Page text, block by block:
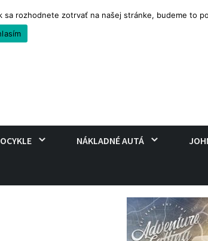
NÁKLADNÉ AUTÁ
rozhodnete zotrvať na našej stránke, budeme to